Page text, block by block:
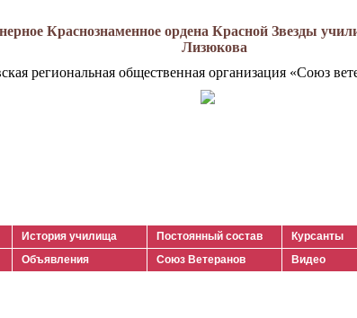
Краснознаменное ордена Красной Звезды
Лизюкова
региональная общественная организация «Союз
История училища Постоянный состав Курсанты
Объявления Союз Ветеранов Видео